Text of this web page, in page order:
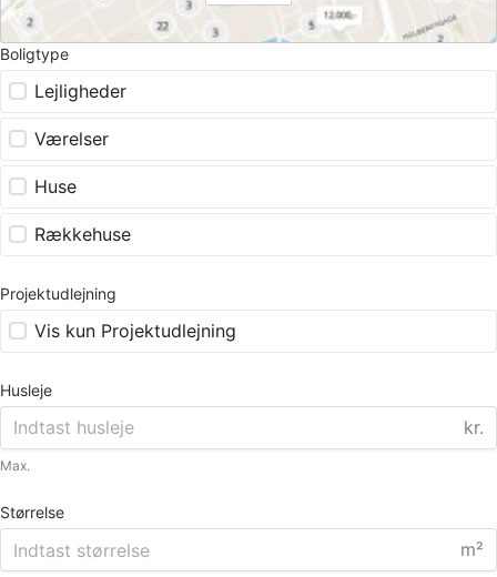
Boligtype
Lejligheder
Værelser
Huse
Rækkehuse
Projektudlejning
Vis kun Projektudlejning
Husleje
kr.
Max.
Størrelse
m²